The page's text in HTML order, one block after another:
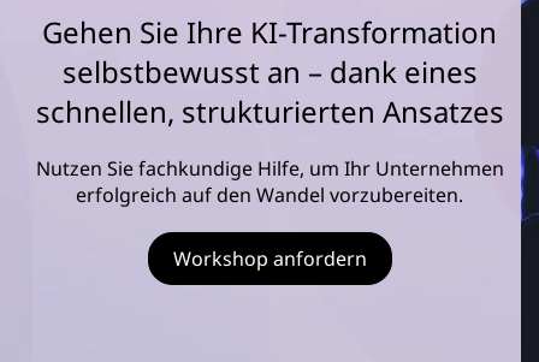
Gehen Sie Ihre KI-Transformation
selbstbewusst an – dank eines
schnellen, strukturierten Ansatzes
Nutzen Sie fachkundige Hilfe, um Ihr Unternehmen
erfolgreich auf den Wandel vorzubereiten.
Workshop anfordern